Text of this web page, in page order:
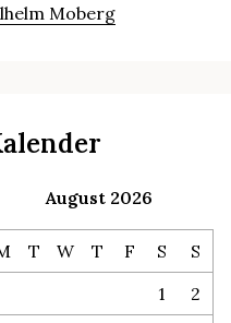
Moberg
August 2026
T W T F S
S
1
2